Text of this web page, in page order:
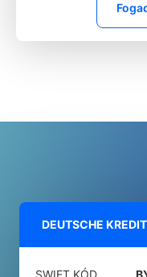
DEUTSCHE
SWIFT KÓD